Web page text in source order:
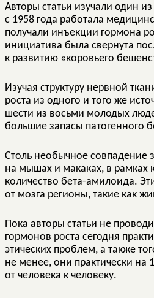
Авторы статьи изучали один
с 1958 года работала
получали инъекции гормона
инициатива была свернута
к развитию «коровьего
Изучая структуру нервной
роста из одного и того же
шести из восьми молодых
большие запасы патогенного
Столь необычное совпадение
на мышах и макаках, в рамках
количество бета-амилоида.
от мозга регионы, такие как
Пока авторы статьи не
гормонов роста сегодня
этических проблем, а также
не менее, они практически на
от человека к человеку.